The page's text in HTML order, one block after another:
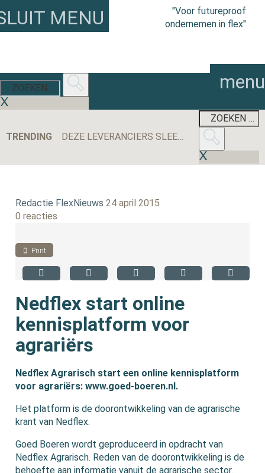
"Voor futureproof
ondernemen in flex"
MENU
menu
TRENDING DEZE LEVERANCIERS SLEEPTEN DE MEESTE AANBESTEDINGEN BINNEN IN 2025
Redactie FlexNieuws 24 april 2015
0 reacties
Print
Nedflex start online
kennisplatform voor
agrariërs
Nedflex Agrarisch start een online kennisplatform
voor agrariërs: www.goed-boeren.nl.
Het platform is de doorontwikkeling van de agrarische
krant van Nedflex.
Goed Boeren wordt geproduceerd in opdracht van
Nedflex Agrarisch. Reden van de doorontwikkeling is de
behoefte aan informatie vanuit de agrarische sector.